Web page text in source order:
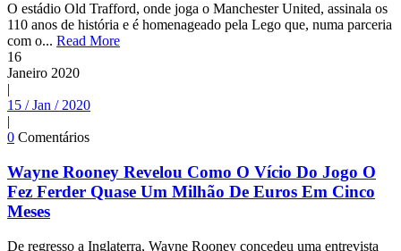
O estádio Old Trafford, onde joga o Manchester United, assinala os
110 anos de história e é homenageado pela Lego que, numa parceria
com o... Read More
16
Janeiro 2020
|
15 / Jan / 2020
|
0 Comentários
Wayne Rooney Revelou Como O Vício Do Jogo O
Fez Ferder Quase Um Milhão De Euros Em Cinco
Meses
De regresso a Inglaterra, Wayne Rooney concedeu uma entrevista